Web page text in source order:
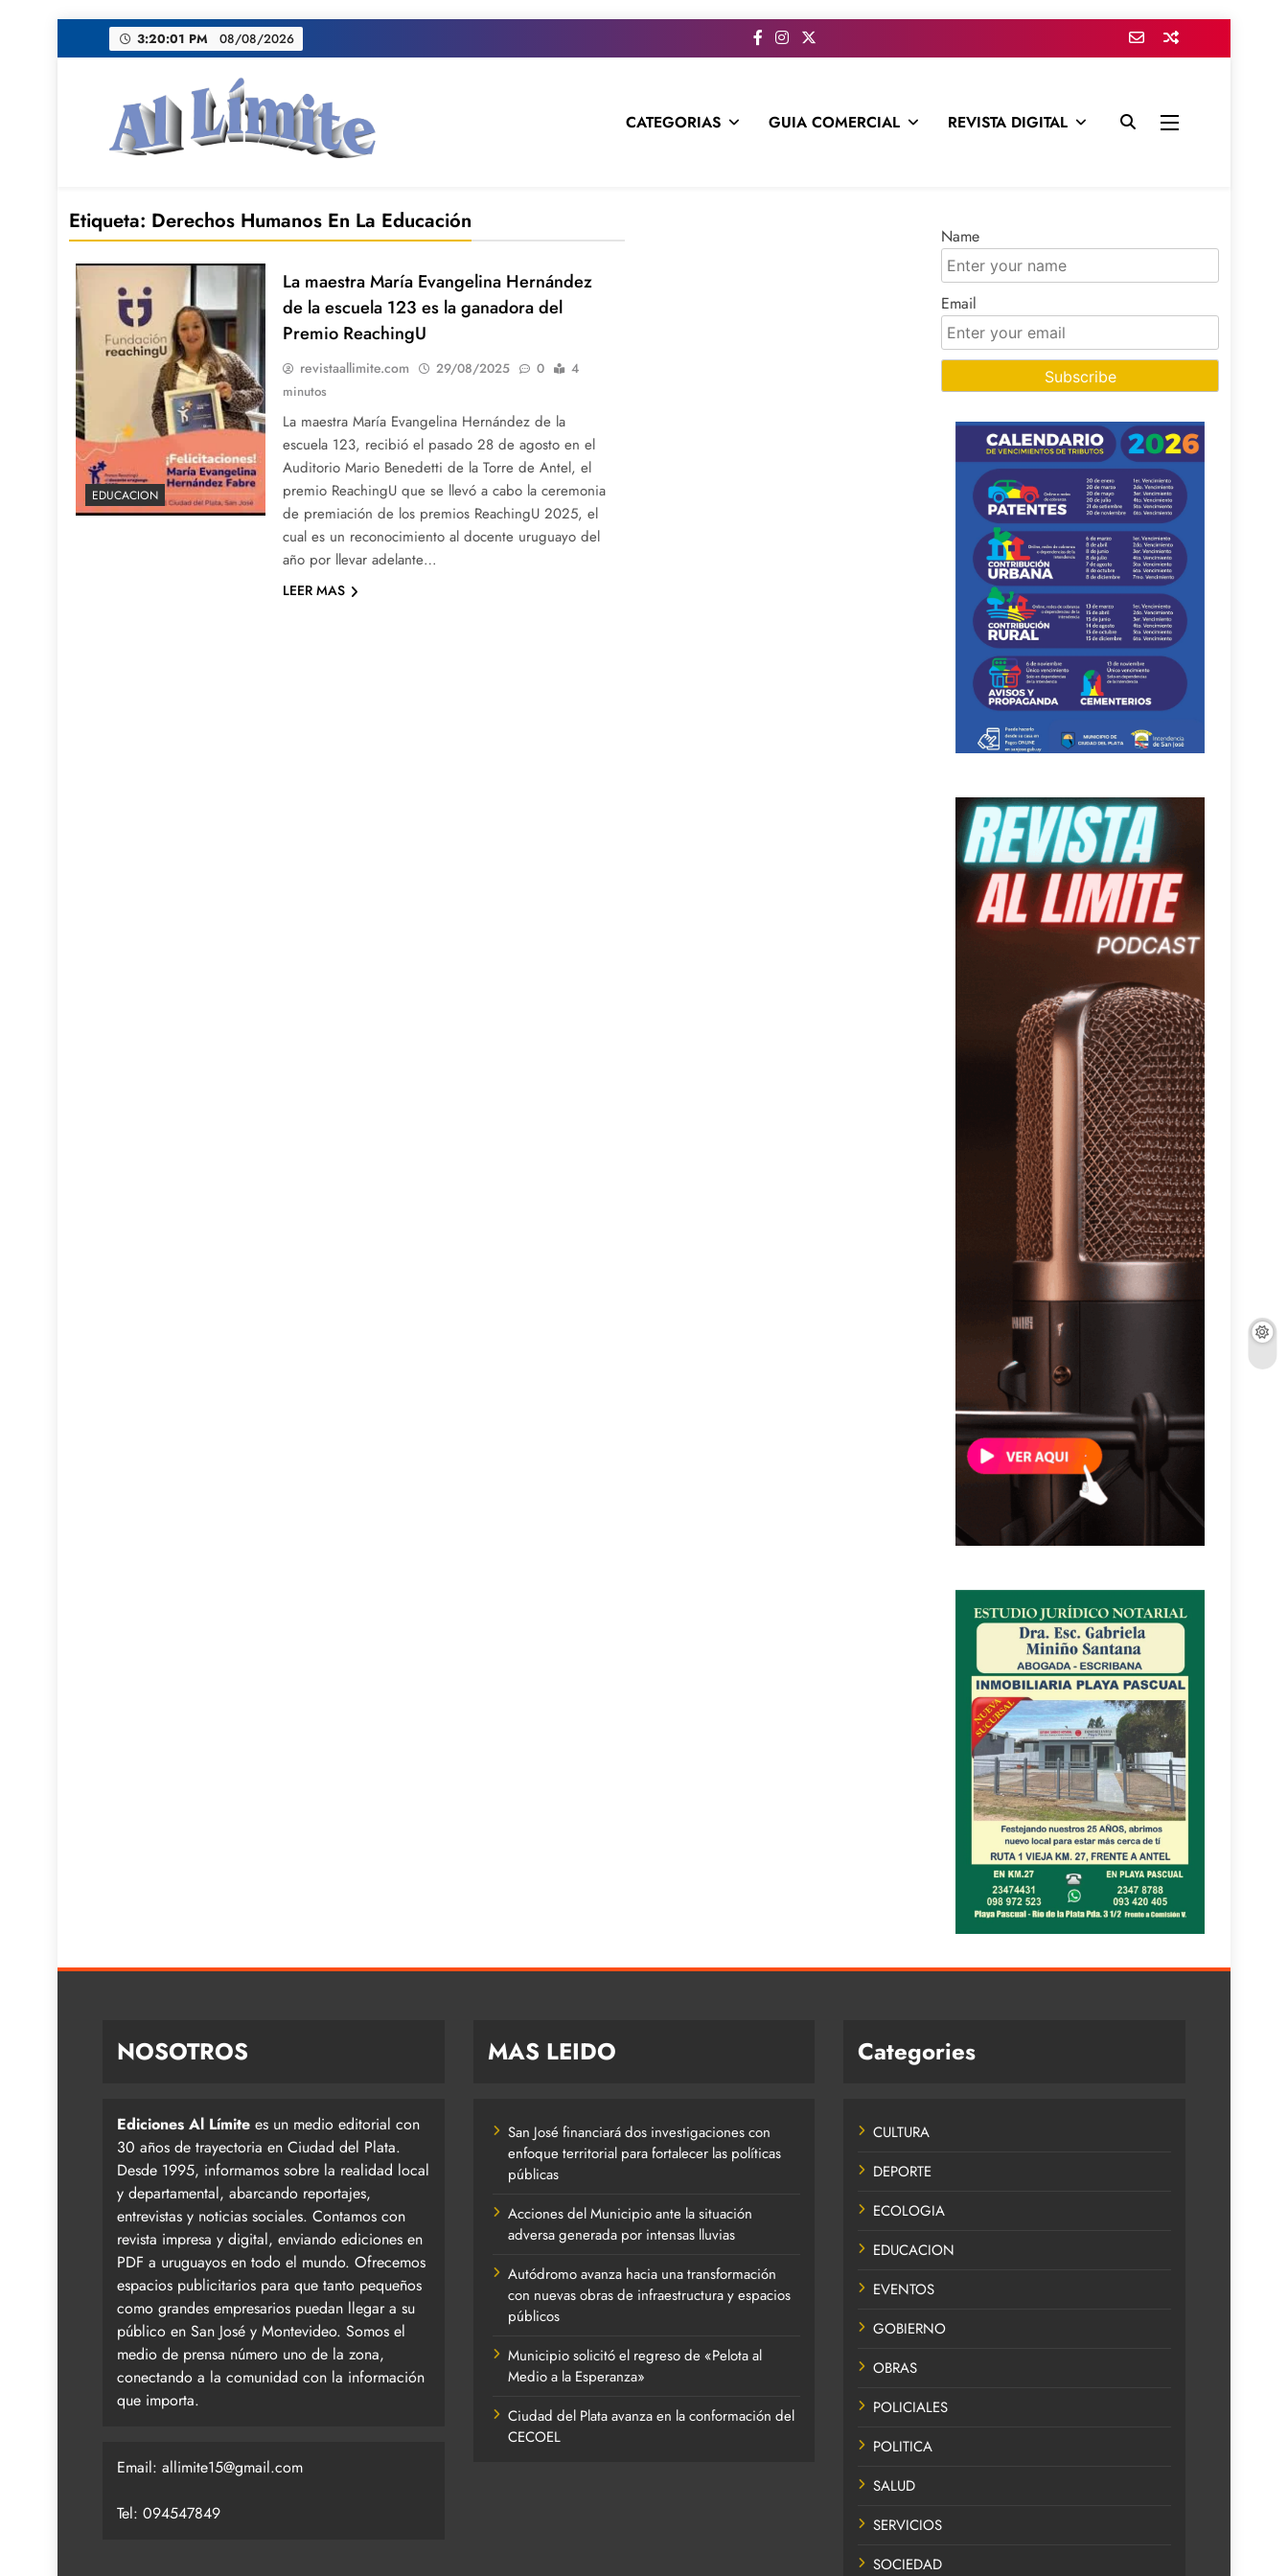
al
3:20:02 PM 08/08/2026
CATEGORIAS GUIA COMERCIAL REVISTA DIGITAL
Etiqueta: Derechos Humanos En La Educación
EDUCACION
La maestra María Evangelina Hernández
de la escuela 123 es la ganadora del
Premio ReachingU
revistaallimite.com 29/08/2025 0
4
minutos
La maestra María Evangelina Hernández de la
escuela 123, recibió el pasado 28 de agosto en el
Auditorio Mario Benedetti de la Torre de Antel, el
premio ReachingU que se llevó a cabo la ceremonia
de premiación de los premios ReachingU 2025, el
cual es un reconocimiento al docente uruguayo del
año por llevar adelante…
LEER MAS
Name
Email
NOSOTROS
Ediciones Al Límite es un medio editorial con
30 años de trayectoria en Ciudad del Plata.
Desde 1995, informamos sobre la realidad local
y departamental, abarcando reportajes,
entrevistas y noticias sociales. Contamos con
revista impresa y digital, enviando ediciones en
PDF a uruguayos en todo el mundo. Ofrecemos
espacios publicitarios para que tanto pequeños
como grandes empresarios puedan llegar a su
público en San José y Montevideo. Somos el
medio de prensa número uno de la zona,
conectando a la comunidad con la información
que importa.
Email: allimite15@gmail.com
Tel: 094547849
MAS LEIDO
San José financiará dos investigaciones con
enfoque territorial para fortalecer las políticas
públicas
Acciones del Municipio ante la situación
adversa generada por intensas lluvias
Autódromo avanza hacia una transformación
con nuevas obras de infraestructura y espacios
públicos
Municipio solicitó el regreso de «Pelota al
Medio a la Esperanza»
Ciudad del Plata avanza en la conformación del
CECOEL
Categories
CULTURA
DEPORTE
ECOLOGIA
EDUCACION
EVENTOS
GOBIERNO
OBRAS
POLICIALES
POLITICA
SALUD
SERVICIOS
SOCIEDAD